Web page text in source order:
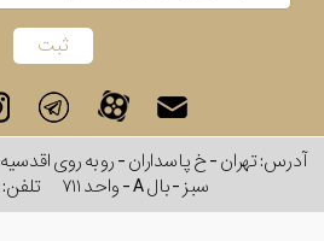
سبز - بال A - واحد ۷۱۱
تلفن: